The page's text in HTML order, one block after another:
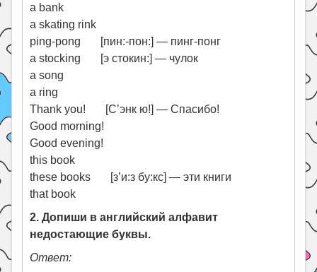
a bank
a skating rink
ping-pong [пин:-пон:] — пинг-понг
a stocking [э стокин:] — чулок
a song
a ring
Thank you! [С’энк ю!] — Спасибо!
Good morning!
Good evening!
this book
these books [з’и:з бу:кс] — эти книги
that book
2. Допиши в английский алфавит
недостающие буквы.
Ответ: